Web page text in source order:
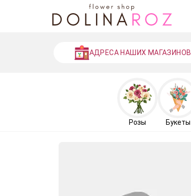
АДРЕСА НАШИХ МАГАЗИНОВ
Розы Букеты